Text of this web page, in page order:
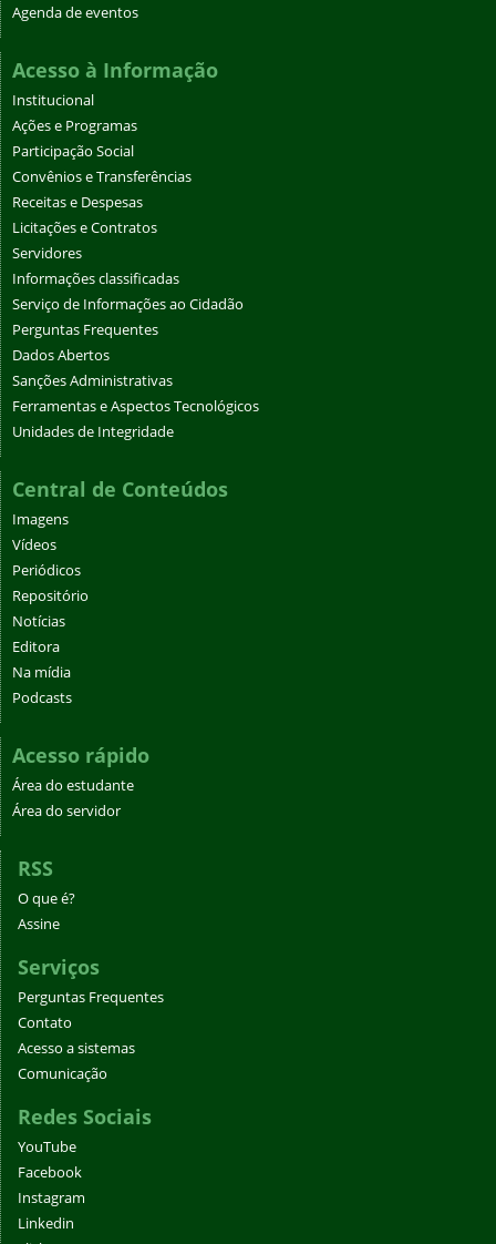
Agenda de eventos
Acesso à Informação
Institucional
Ações e Programas
Participação Social
Convênios e Transferências
Receitas e Despesas
Licitações e Contratos
Servidores
Informações classificadas
Serviço de Informações ao Cidadão
Perguntas Frequentes
Dados Abertos
Sanções Administrativas
Ferramentas e Aspectos Tecnológicos
Unidades de Integridade
Central de Conteúdos
Imagens
Vídeos
Periódicos
Repositório
Notícias
Editora
Na mídia
Podcasts
Acesso rápido
Área do estudante
Área do servidor
RSS
O que é?
Assine
Serviços
Perguntas Frequentes
Contato
Acesso a sistemas
Comunicação
Redes Sociais
YouTube
Facebook
Instagram
Linkedin